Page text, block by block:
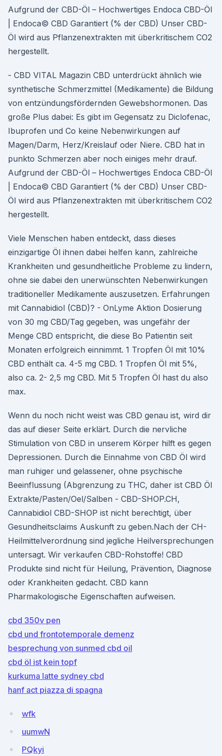
Aufgrund der CBD-Öl – Hochwertiges Endoca CBD-Öl
| Endoca© CBD Garantiert (% der CBD) Unser CBD-
Öl wird aus Pflanzenextrakten mit überkritischem CO2
hergestellt.
- CBD VITAL Magazin CBD unterdrückt ähnlich wie
synthetische Schmerzmittel (Medikamente) die Bildung
von entzündungsfördernden Gewebshormonen. Das
große Plus dabei: Es gibt im Gegensatz zu Diclofenac,
Ibuprofen und Co keine Nebenwirkungen auf
Magen/Darm, Herz/Kreislauf oder Niere. CBD hat in
punkto Schmerzen aber noch einiges mehr drauf.
Aufgrund der CBD-Öl – Hochwertiges Endoca CBD-Öl
| Endoca© CBD Garantiert (% der CBD) Unser CBD-
Öl wird aus Pflanzenextrakten mit überkritischem CO2
hergestellt.
Viele Menschen haben entdeckt, dass dieses
einzigartige Öl ihnen dabei helfen kann, zahlreiche
Krankheiten und gesundheitliche Probleme zu lindern,
ohne sie dabei den unerwünschten Nebenwirkungen
traditioneller Medikamente auszusetzen. Erfahrungen
mit Cannabidiol (CBD)? - OnLyme Aktion Dosierung
von 30 mg CBD/Tag gegeben, was ungefähr der
Menge CBD entspricht, die diese Bo Patientin seit
Monaten erfolgreich einnimmt. 1 Tropfen Öl mit 10%
CBD enthält ca. 4-5 mg CBD. 1 Tropfen Öl mit 5%,
also ca. 2- 2,5 mg CBD. Mit 5 Tropfen Öl hast du also
max.
Wenn du noch nicht weist was CBD genau ist, wird dir
das auf dieser Seite erklärt. Durch die nervliche
Stimulation von CBD in unserem Körper hilft es gegen
Depressionen. Durch die Einnahme von CBD Öl wird
man ruhiger und gelassener, ohne psychische
Beeinflussung (Abgrenzung zu THC, daher ist CBD Öl
Extrakte/Pasten/Oel/Salben - CBD-SHOP.CH,
Cannabidiol CBD-SHOP ist nicht berechtigt, über
Gesundheitsclaims Auskunft zu geben.Nach der CH-
Heilmittelverordnung sind jegliche Heilversprechungen
untersagt. Wir verkaufen CBD-Rohstoffe! CBD
Produkte sind nicht für Heilung, Prävention, Diagnose
oder Krankheiten gedacht. CBD kann
Pharmakologische Eigenschaften aufweisen.
cbd 350v pen
cbd und frontotemporale demenz
besprechung von sunmed cbd oil
cbd öl ist kein topf
kurkuma latte sydney cbd
hanf act piazza di spagna
wfk
uumwN
PQkyi